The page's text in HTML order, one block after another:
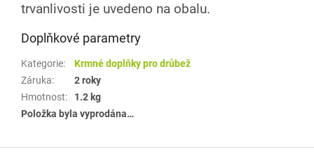
trvanlivosti je uvedeno na obalu.
Doplňkové parametry
Kategorie:
Krmné doplňky pro drůbež
Záruka:
2 roky
Hmotnost:
1.2 kg
Položka byla vyprodána…